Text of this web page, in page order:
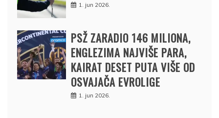
1. jun 2026.
PSŽ ZARADIO 146 MILIONA,
ENGLEZIMA NAJVIŠE PARA,
KAIRAT DESET PUTA VIŠE OD
OSVAJAČA EVROLIGE
1. jun 2026.